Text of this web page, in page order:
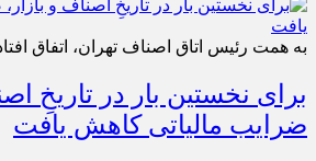
به همت رئیس اتاق اصناف تهران، اتفاق
برای نخستین بار در تاریخِ
ضرایب مالیاتی کاهش یافت